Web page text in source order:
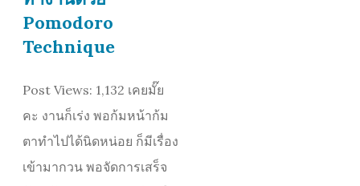
Pomodoro
Technique
Post Views: 1,132 เคยมั๊ย
คะ งานก็เร่ง พอก้มหน้าก้ม
ตาทำไปได้นิดหน่อย ก็มีเรื่อง
เข้ามากวน พอจัดการเสร็จ